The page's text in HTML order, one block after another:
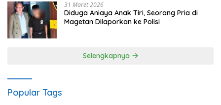
31 Maret 2026
Diduga Aniaya Anak Tiri, Seorang Pria di
Magetan Dilaporkan ke Polisi
Selengkapnya
Popular Tags